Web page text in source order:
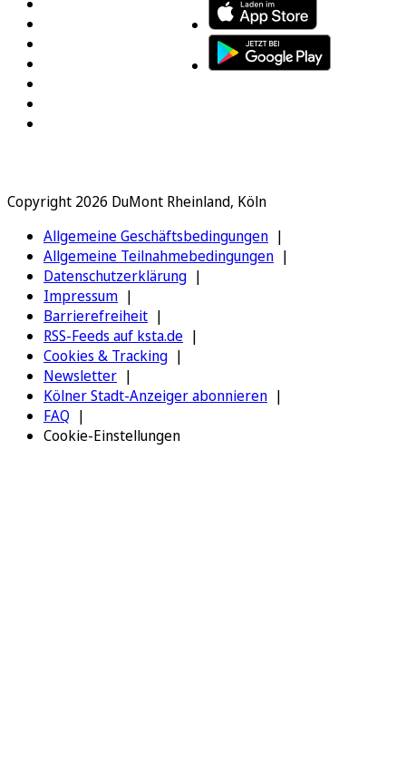
Copyright 2026 DuMont Rheinland, Köln
Allgemeine Geschäftsbedingungen
Allgemeine Teilnahmebedingungen
Datenschutzerklärung
Impressum
Barrierefreiheit
RSS-Feeds auf ksta.de
Cookies & Tracking
Newsletter
Kölner Stadt-Anzeiger abonnieren
FAQ
Cookie-Einstellungen